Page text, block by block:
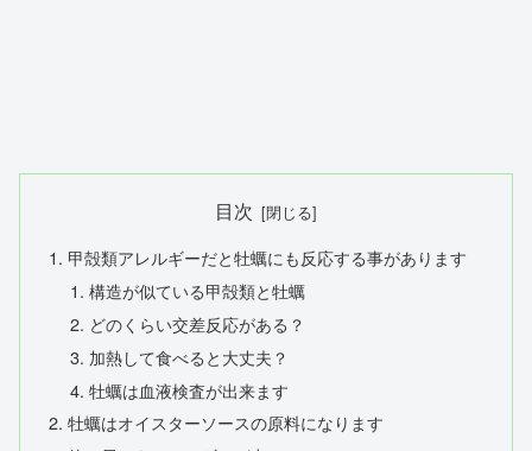
目次
甲殻類アレルギーだと牡蠣にも反応する事があります
構造が似ている甲殻類と牡蠣
どのくらい交差反応がある？
加熱して食べると大丈夫？
牡蠣は血液検査が出来ます
牡蠣はオイスターソースの原料になります